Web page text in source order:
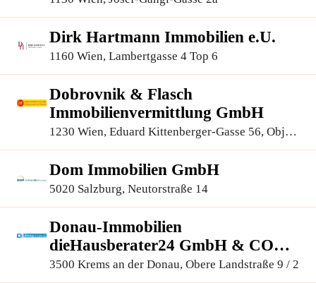
Dirk Hartmann Immobilien e.U.
1160 Wien, Lambertgasse 4 Top 6
Dobrovnik & Flasch
Immobilienvermittlung GmbH
1230 Wien, Eduard Kittenberger-Gasse 56, Objekt
Dom Immobilien GmbH
5020 Salzburg, Neutorstraße 14
Donau-Immobilien
dieHausberater24 GmbH & CO
KG
3500 Krems an der Donau, Obere Landstraße 9 / 2